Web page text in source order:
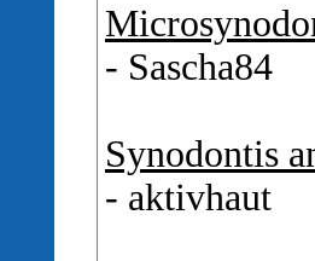
- Sascha84
Synodontis
- aktivhaut